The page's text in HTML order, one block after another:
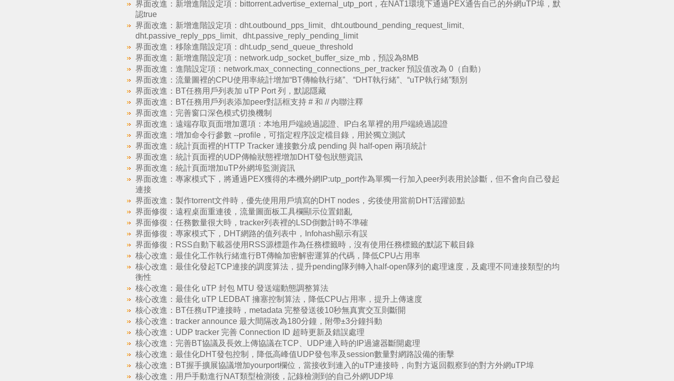
界面改進：新增進階設定項：bittorrent.advertise_external_utp_port，在NAT1環境下通過PEX通告自己的外網uTP埠，默
認true
界面改進：新增進階設定項：dht.outbound_pps_limit、dht.outbound_pending_request_limit、
dht.passive_reply_pps_limit、dht.passive_reply_pending_limit
界面改進：移除進階設定項：dht.udp_send_queue_threshold
界面改進：新增進階設定項：network.udp_socket_buffer_size_mb，預設為8MB
界面改進：進階設定項：network.max_connecting_connections_per_tracker 預設值改為 0（自動）
界面改進：流量圖裡的CPU使用率統計增加“BT傳輸執行緒”、“DHT執行緒”、“uTP執行緒”類別
界面改進：BT任務用戶列表加 uTP Port 列，默認隱藏
界面改進：BT任務用戶列表添加peer對話框支持 # 和 // 內聯注釋
界面改進：完善窗口深色模式切換機制
界面改進：遠端存取頁面增加選項：本地用戶端繞過認證、IP白名單裡的用戶端繞過認證
界面改進：增加命令行參數 --profile，可指定程序設定檔目錄，用於獨立測試
界面改進：統計頁面裡的HTTP Tracker 連接數分成 pending 與 half-open 兩項統計
界面改進：統計頁面裡的UDP傳輸狀態裡增加DHT發包狀態資訊
界面改進：統計頁面增加uTP外網埠監測資訊
界面改進：專家模式下，將通過PEX獲得的本機外網IP:utp_port作為單獨一行加入peer列表用於診斷，但不會向自己發起
連接
界面改進：製作torrent文件時，優先使用用戶填寫的DHT nodes，劣後使用當前DHT活躍節點
界面修復：遠程桌面重連後，流量圖面板工具欄顯示位置錯亂
界面修復：任務數量很大時，tracker列表裡的LSD倒數計時不準確
界面修復：專家模式下，DHT網路的值列表中，Infohash顯示有誤
界面修復：RSS自動下載器使用RSS源標題作為任務標籤時，沒有使用任務標籤的默認下載目錄
核心改進：最佳化工作執行緒進行BT傳輸加密解密運算的代碼，降低CPU占用率
核心改進：最佳化發起TCP連接的調度算法，提升pending隊列轉入half-open隊列的處理速度，及處理不同連接類型的均
衡性
核心改進：最佳化 uTP 封包 MTU 發送端動態調整算法
核心改進：最佳化 uTP LEDBAT 擁塞控制算法，降低CPU占用率，提升上傳速度
核心改進：BT任務uTP連接時，metadata 完整發送後10秒無真實交互則斷開
核心改進：tracker announce 最大間隔改為180分鐘，附帶±3分鐘抖動
核心改進：UDP tracker 完善 Connection ID 超時更新及錯誤處理
核心改進：完善BT協議及長效上傳協議在TCP、UDP連入時的IP過濾器斷開處理
核心改進：最佳化DHT發包控制，降低高峰值UDP發包率及session數量對網路設備的衝擊
核心改進：BT握手擴展協議增加yourport欄位，當接收到連入的uTP連接時，向對方返回觀察到的對方外網uTP埠
核心改進：用戶手動進行NAT類型檢測後，記錄檢測到的自己外網UDP埠